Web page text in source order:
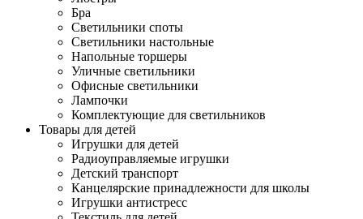
Бра
Светильники споты
Светильники настольные
Напольные торшеры
Уличные светильники
Офисные светильники
Лампочки
Комплектующие для светильников
Товары для детей
Игрушки для детей
Радиоуправляемые игрушки
Детский транспорт
Канцелярские принадлежности для школы
Игрушки антистресс